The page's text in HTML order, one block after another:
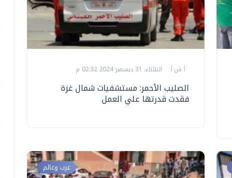
أ ش أ الثلاثاء، 31 ديسمبر 2024 02:32 م
الصليب الأحمر: مستشفيات شمال غزة
فقدت قدرتها علي العمل
عرب وعالم